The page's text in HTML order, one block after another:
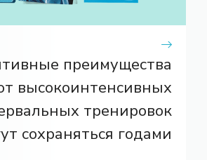
преимущества
высокоинтенсивных
тренировок
сохраняться годами